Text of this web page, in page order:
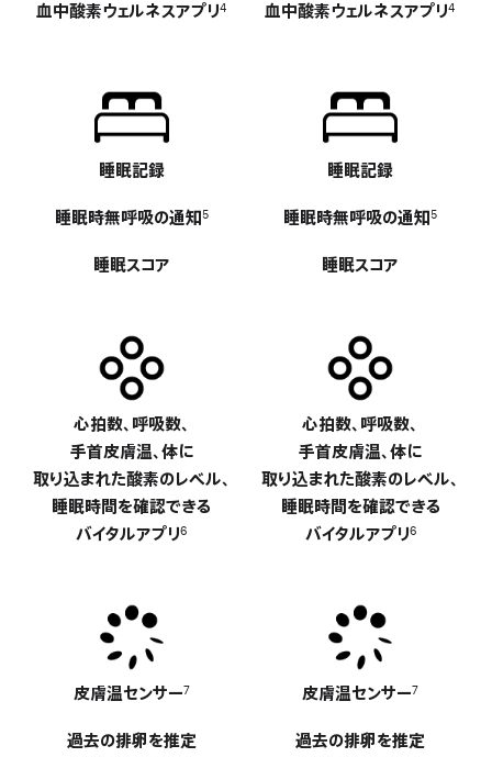
血中酸素ウェルネスア プ リ4 血中酸素ウェルネスア プ リ4
- -
睡眠記録 睡眠記録
睡眠時無呼吸の通知5 睡眠時無呼吸の通知5
睡眠スコア 睡眠スコア
- -
心拍数、呼吸数、
手首皮膚温、体に
取り込まれた酸素のレベル、
睡眠時間を確認できる
バイタルアプリ6
心拍数、呼吸数、
手首皮膚温、体に
取り込まれた酸素のレベル、
睡眠時間を確認できる
バイタルアプリ6
- -
皮膚温センサー7 皮膚温センサー7
過去の排卵を推定
過去の排卵を推定